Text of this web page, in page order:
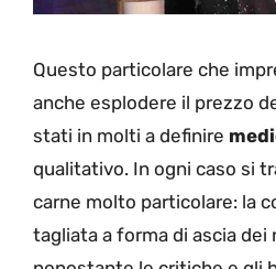
Questo particolare che
anche esplodere il prezzo
stati in molti a definire
qualitativo. In ogni caso si
carne molto particolare: la
tagliata a forma di ascia dei